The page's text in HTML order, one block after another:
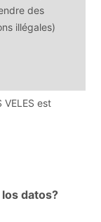
des
illégales)
VELES est
datos?